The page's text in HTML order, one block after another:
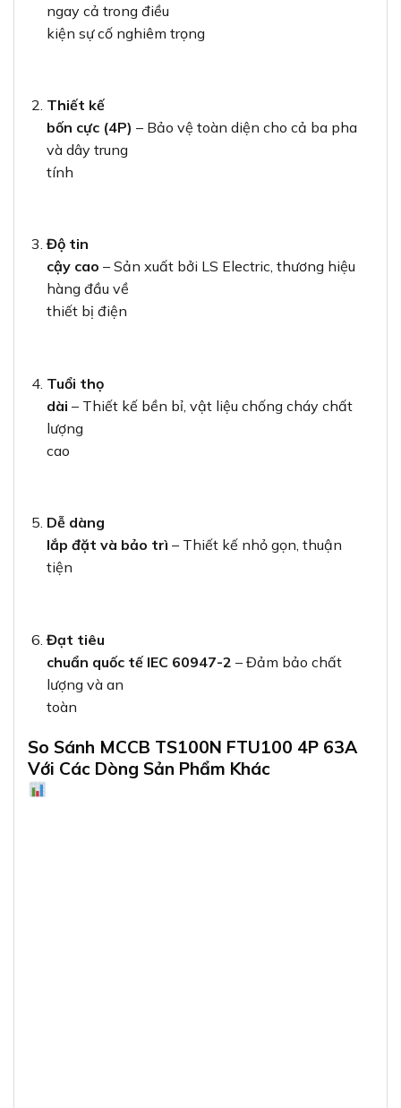
ngay cả trong điều
kiện sự cố nghiêm trọng
Thiết kế
bốn cực (4P) – Bảo vệ toàn diện cho cả ba pha
và dây trung
tính
Độ tin
cậy cao – Sản xuất bởi LS Electric, thương hiệu
hàng đầu về
thiết bị điện
Tuổi thọ
dài – Thiết kế bền bỉ, vật liệu chống cháy chất
lượng
cao
Dễ dàng
lắp đặt và bảo trì – Thiết kế nhỏ gọn, thuận
tiện
Đạt tiêu
chuẩn quốc tế IEC 60947-2 – Đảm bảo chất
lượng và an
toàn
So Sánh MCCB TS100N FTU100 4P 63A
Với Các Dòng Sản Phẩm Khác